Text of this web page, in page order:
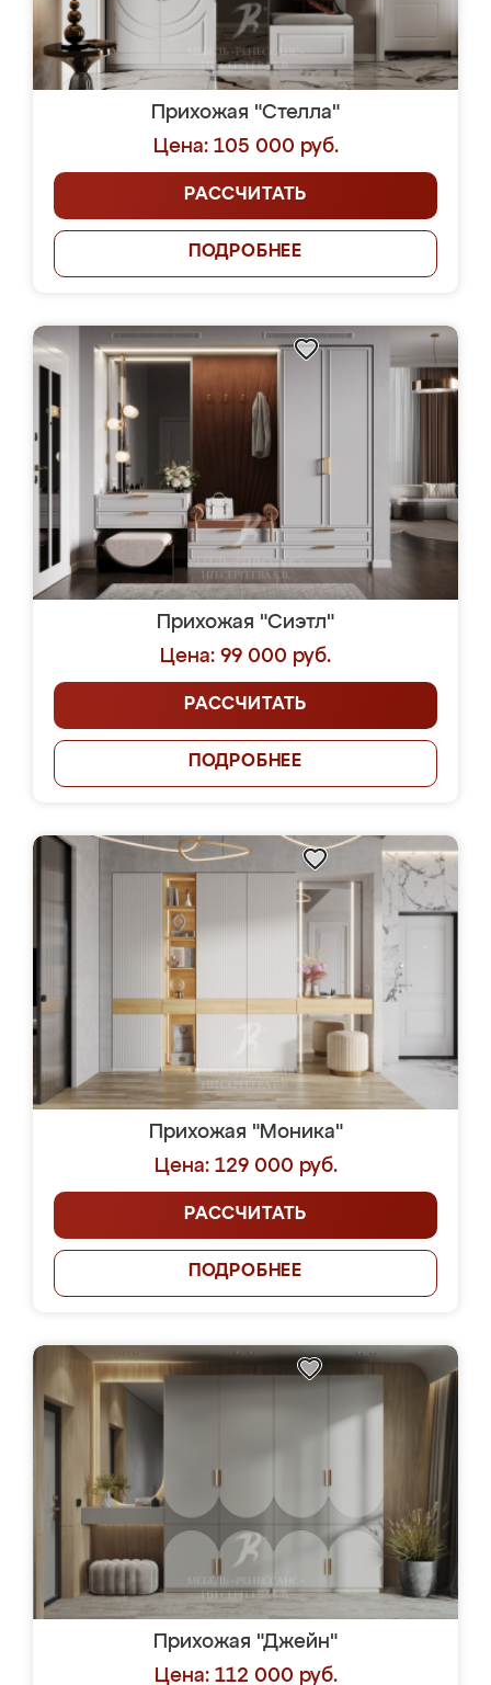
Прихожая "Стелла"
Цена: 105 000 руб.
РАССЧИТАТЬ
ПОДРОБНЕЕ
Прихожая "Сиэтл"
Цена: 99 000 руб.
РАССЧИТАТЬ
ПОДРОБНЕЕ
Прихожая "Моника"
Цена: 129 000 руб.
РАССЧИТАТЬ
ПОДРОБНЕЕ
Прихожая "Джейн"
Цена: 112 000 руб.